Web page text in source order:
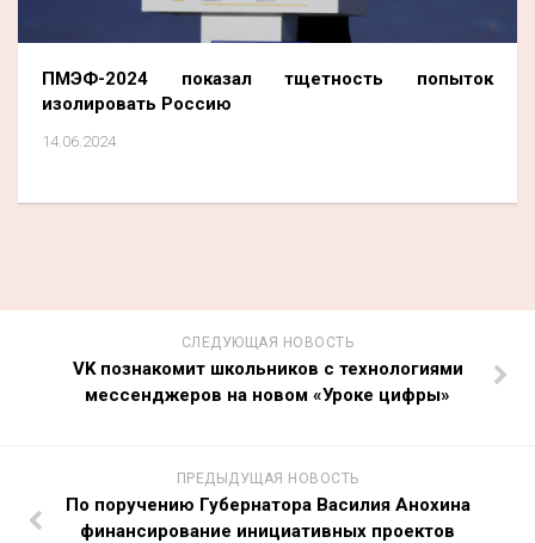
ПМЭФ-2024 показал тщетность попыток
изолировать Россию
14.06.2024
СЛЕДУЮЩАЯ НОВОСТЬ
VK познакомит школьников с технологиями
мессенджеров на новом «Уроке цифры»
ПРЕДЫДУЩАЯ НОВОСТЬ
По поручению Губернатора Василия Анохина
финансирование инициативных проектов